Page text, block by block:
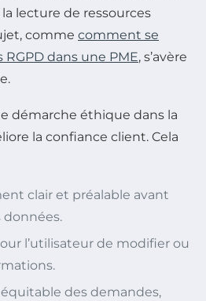
lecture de ressources
comme comment se
dans une PME, s’avère
démarche éthique dans la
la confiance client. Cela
clair et préalable avant
données.
l’utilisateur de modifier ou
des demandes,